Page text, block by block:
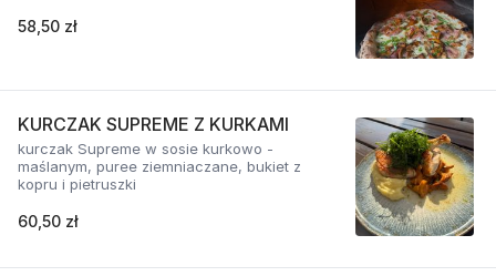
58,50 zł
KURCZAK SUPREME Z KURKAMI
kurczak Supreme w sosie kurkowo -
maślanym, puree ziemniaczane, bukiet z
kopru i pietruszki
60,50 zł